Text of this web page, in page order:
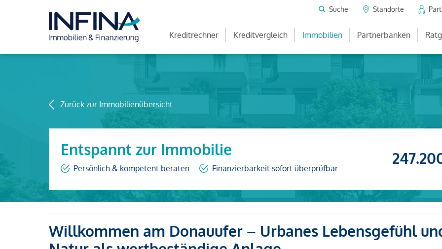
Suche Standorte
Kreditrechner Kreditvergleich Immobilien Partnerbanken
Zurück zur Immobilienübersicht
Entspannt zur Immobilie
Persönlich & kompetent beraten Finanzierbarkeit sofort überprüfbar
Willkommen am Donauufer – Urbanes Lebensgefühl